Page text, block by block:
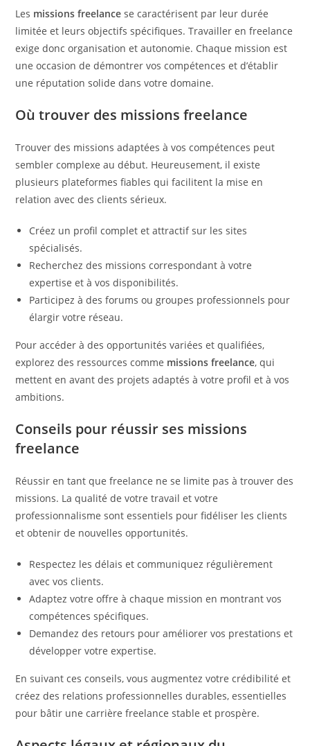
Les missions freelance se caractérisent par leur durée
limitée et leurs objectifs spécifiques. Travailler en freelance
exige donc organisation et autonomie. Chaque mission est
une occasion de démontrer vos compétences et d’établir
une réputation solide dans votre domaine.
Où trouver des missions freelance
Trouver des missions adaptées à vos compétences peut
sembler complexe au début. Heureusement, il existe
plusieurs plateformes fiables qui facilitent la mise en
relation avec des clients sérieux.
Créez un profil complet et attractif sur les sites
spécialisés.
Recherchez des missions correspondant à votre
expertise et à vos disponibilités.
Participez à des forums ou groupes professionnels pour
élargir votre réseau.
Pour accéder à des opportunités variées et qualifiées,
explorez des ressources comme missions freelance, qui
mettent en avant des projets adaptés à votre profil et à vos
ambitions.
Conseils pour réussir ses missions
freelance
Réussir en tant que freelance ne se limite pas à trouver des
missions. La qualité de votre travail et votre
professionnalisme sont essentiels pour fidéliser les clients
et obtenir de nouvelles opportunités.
Respectez les délais et communiquez régulièrement
avec vos clients.
Adaptez votre offre à chaque mission en montrant vos
compétences spécifiques.
Demandez des retours pour améliorer vos prestations et
développer votre expertise.
En suivant ces conseils, vous augmentez votre crédibilité et
créez des relations professionnelles durables, essentielles
pour bâtir une carrière freelance stable et prospère.